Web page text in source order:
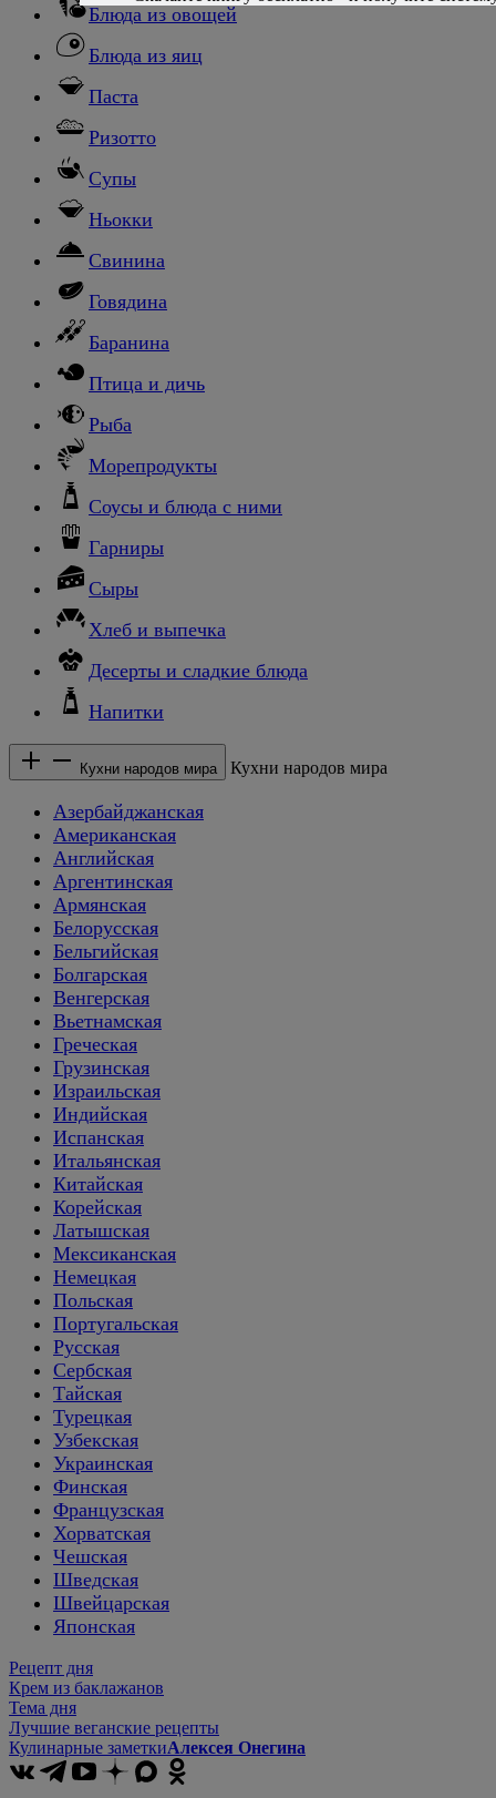
Блюда из овощей
Блюда из яиц
Паста
Ризотто
Супы
Ньокки
Свинина
Говядина
Баранина
Птица и дичь
Рыба
Морепродукты
Соусы и блюда с ними
Гарниры
Сыры
Хлеб и выпечка
Десерты и сладкие блюда
Напитки
Кухни народов мира Кухни народов мира
Азербайджанская
Американская
Английская
Аргентинская
Армянская
Белорусская
Бельгийская
Болгарская
Венгерская
Вьетнамская
Греческая
Грузинская
Израильская
Индийская
Испанская
Итальянская
Китайская
Корейская
Латышская
Мексиканская
Немецкая
Польская
Португальская
Русская
Сербская
Тайская
Турецкая
Узбекская
Украинская
Финская
Французская
Хорватская
Чешская
Шведская
Швейцарская
Японская
Рецепт дня
Крем из баклажанов
Тема дня
Лучшие веганские рецепты
Кулинарные заметкиАлексея Онегина